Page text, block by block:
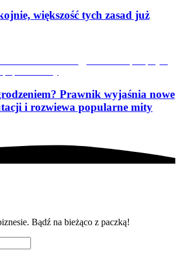
większość tych zasad już
Prawnik wyjaśnia nowe
i rozwiewa popularne mity
Bądź na bieżąco z paczką!